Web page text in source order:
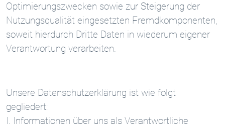
Optimierungszwecken sowie zur Steigerung der
Nutzungsqualität eingesetzten Fremdkomponenten,
soweit hierdurch Dritte Daten in wiederum eigener
Verantwortung verarbeiten.
Unsere Datenschutzerklärung ist wie folgt
gegliedert:
I. Informationen über uns als Verantwortliche